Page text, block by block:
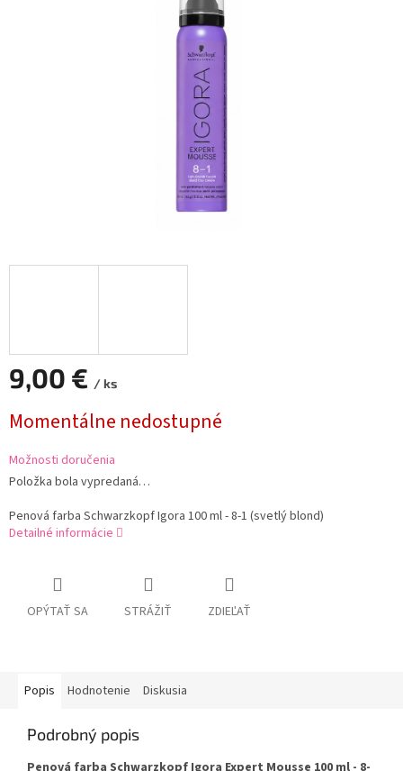
9,00 € / ks
cena:
Momentálne nedostupné
Možnosti doručenia
Položka bola vypredaná…
Penová farba Schwarzkopf Igora 100 ml - 8-1 (svetlý blond)
Detailné informácie
OPÝTAŤ SA STRÁŽIŤ ZDIEĽAŤ
Popis Hodnotenie Diskusia
Podrobný popis